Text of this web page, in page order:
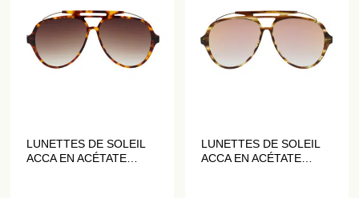
LUNETTES DE SOLEIL
ACCA EN ACÉTATE
LUNETTES DE SOLEIL
ACCA EN ACÉTATE